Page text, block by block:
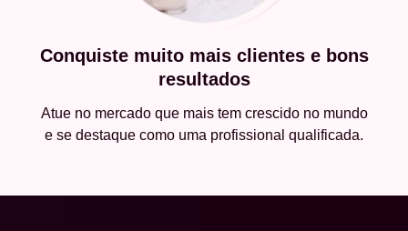
Conquiste muito mais clientes e bons
resultados
Atue no mercado que mais tem crescido no mundo
e se destaque como uma profissional qualificada.